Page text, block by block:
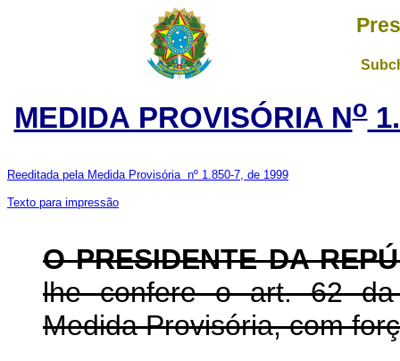
MEDIDA PROVISÓRIA No
Reeditada pela Medida Provisória nº 1.850-7, de 1999
Texto para impressão
O PRESIDENTE DA
lhe confere o art. 62 da
Medida Provisória, com